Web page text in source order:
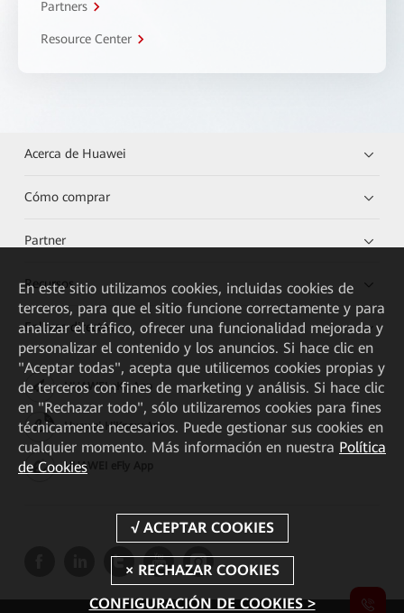
Partners
Resource Center
Acerca de Huawei
Cómo comprar
Partner
Recursos
Enlaces directos
HUAWEI eKit App
Huawei HiKnow App
HUAWEI eFly App
En este sitio utilizamos cookies, incluidas cookies de
terceros, para que el sitio funcione correctamente y para
analizar el tráfico, ofrecer una funcionalidad mejorada y
personalizar el contenido y los anuncios. Si hace clic en
"Aceptar todas", acepta que utilicemos cookies propias y
de terceros con fines de marketing y análisis. Si hace clic
en "Rechazar todo", sólo utilizaremos cookies para fines
técnicamente necesarios. Puede gestionar sus cookies en
cualquier momento. Más información en nuestra Política
de Cookies
CONFIGURACIÓN DE COOKIES >